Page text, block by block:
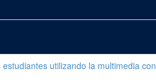
utilizando la multimedia con